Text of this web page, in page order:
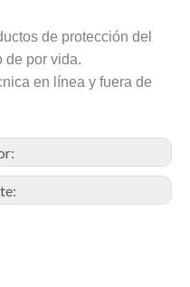
de protección del
de por vida.
en línea y fuera de